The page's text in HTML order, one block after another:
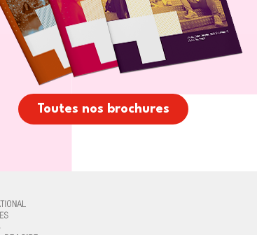
Toutes nos brochures